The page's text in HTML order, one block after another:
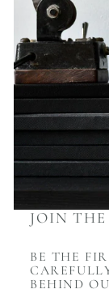
JOIN THE
BE THE
BEHIND